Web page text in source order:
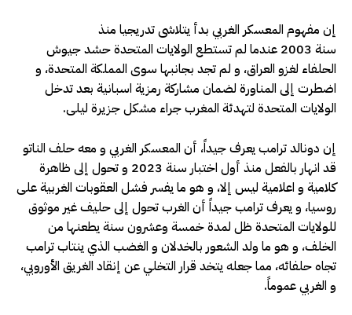
إن مفهوم المعسكر الغربي بدأ يتلاشى تدريجيا منذ
سنة 2003 عندما لم تستطع الولايات المتحدة حشد جيوش
الحلفاء لغزو العراق، و لم تجد بجانبها سوى المملكة المتحدة، و
اضطرت إلى المناورة لضمان مشاركة رمزية اسبانية بعد تدخل
الولايات المتحدة لتهدئة المغرب جراء مشكل جزيرة ليلى.
إن دونالد ترامب يعرف جيداً، أن المعسكر الغربي و معه حلف الناتو
قد انهار بالفعل منذ أول اختبار سنة 2023 و تحول إلى ظاهرة
كلامية و اعلامية ليس إلا، و هو ما يفسر فشل العقوبات الغربية على
روسيا، و يعرف ترامب جيداً أن الغرب تحول إلى حليف غير موثوق
للولايات المتحدة ظل لمدة خمسة وعشرون سنة يطعنها من
الخلف، و هو ما ولد الشعور بالخدلان و الغضب الذي ينتاب ترامب
تجاه حلفائه، مما جعله يتخد قرار التخلي عن إنقاد الغريق الأوروبي،
و الغربي عموماً.